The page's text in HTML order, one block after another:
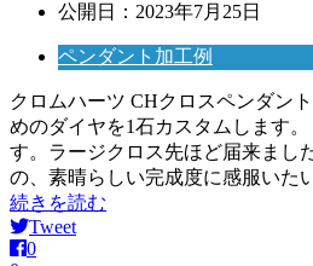
公開日： 2023年7月25日
ペンダント加工例
クロムハーツ CHクロスペンダン
めのダイヤを1石カスタムします
す。ラージクロス先ほど届来まし
の、素晴らしい完成度に感服い
続きを読む
Tweet
0